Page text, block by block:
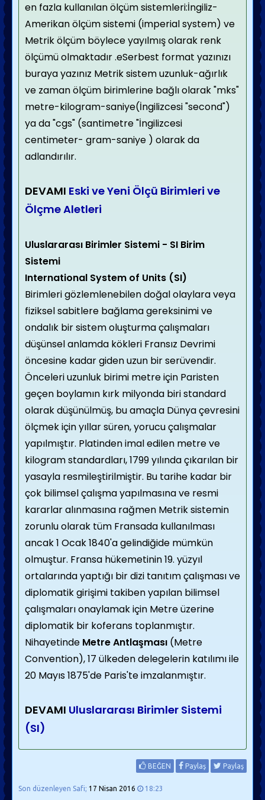
en fazla kullanılan ölçüm sistemleri:İngiliz-
Amerikan ölçüm sistemi (imperial system) ve
Metrik ölçüm böylece yayılmış olarak renk
ölçümü olmaktadır .eSerbest format yazınızı
buraya yazınız Metrik sistem uzunluk-ağırlık
ve zaman ölçüm birimlerine bağlı olarak "mks"
metre-kilogram-saniye(İngilizcesi "second")
ya da "cgs" (santimetre "İngilizcesi
centimeter- gram-saniye ) olarak da
adlandırılır.
DEVAMI Eski ve Yeni Ölçü Birimleri ve
Ölçme Aletleri
Uluslararası Birimler Sistemi - SI Birim
Sistemi
International System of Units (SI)
Birimleri gözlemlenebilen doğal olaylara veya
fiziksel sabitlere bağlama gereksinimi ve
ondalık bir sistem oluşturma çalışmaları
düşünsel anlamda kökleri Fransız Devrimi
öncesine kadar giden uzun bir serüvendir.
Önceleri uzunluk birimi metre için Paristen
geçen boylamın kırk milyonda biri standard
olarak düşünülmüş, bu amaçla Dünya çevresini
ölçmek için yıllar süren, yorucu çalışmalar
yapılmıştır. Platinden imal edilen metre ve
kilogram standardları, 1799 yılında çıkarılan bir
yasayla resmileştirilmiştir. Bu tarihe kadar bir
çok bilimsel çalışma yapılmasına ve resmi
kararlar alınmasına rağmen Metrik sistemin
zorunlu olarak tüm Fransada kullanılması
ancak 1 Ocak 1840'a gelindiğide mümkün
olmuştur. Fransa hükemetinin 19. yüzyıl
ortalarında yaptığı bir dizi tanıtım çalışması ve
diplomatik girişimi takiben yapılan bilimsel
çalışmaları onaylamak için Metre üzerine
diplomatik bir koferans toplanmıştır.
Nihayetinde Metre Antlaşması (Metre
Convention), 17 ülkeden delegelerin katılımı ile
20 Mayıs 1875'de Paris'te imzalanmıştır.
DEVAMI Uluslararası Birimler Sistemi
(SI)
BEĞEN Paylaş Paylaş
Son düzenleyen Safi; 17 Nisan 2016 18:23